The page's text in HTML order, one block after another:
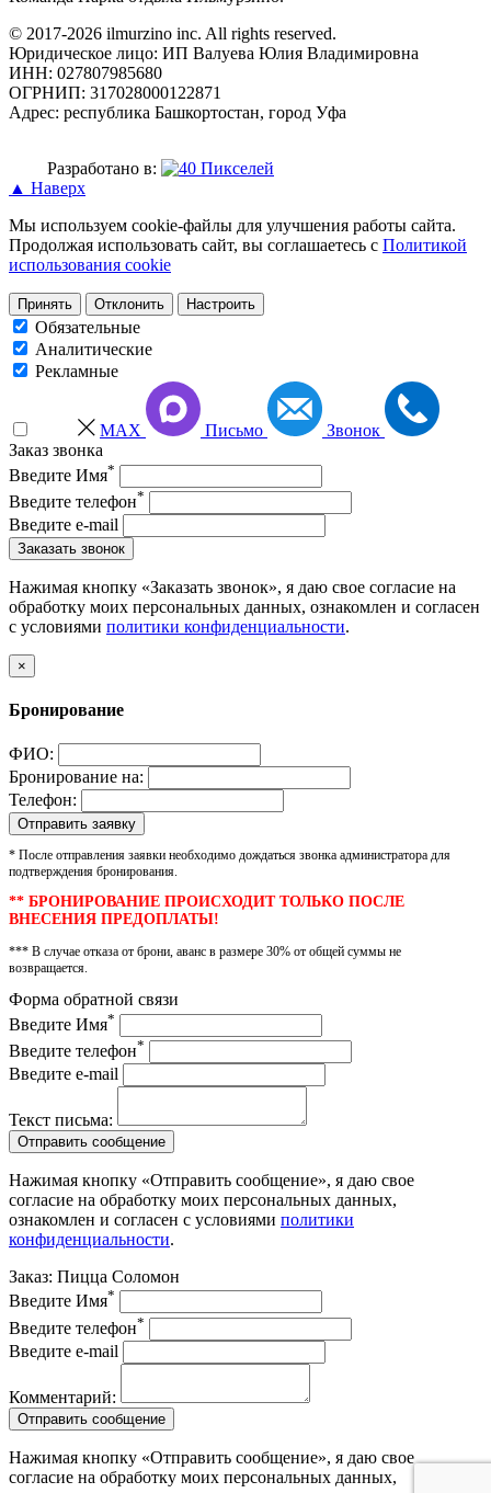
© 2017-2026 ilmurzino inc. All rights reserved.
Юридическое лицо: ИП Валуева Юлия Владимировна
ИНН: 027807985680
ОГРНИП: 317028000122871
Адрес: республика Башкортостан, город Уфа
Разработано в:
▲ Наверх
Мы используем cookie-файлы для улучшения работы сайта.
Продолжая использовать сайт, вы соглашаетесь с Политикой
использования cookie
Принять Отклонить Настроить
Обязательные
Аналитические
Рекламные
MAX Письмо
Звонок
Заказ звонка
Введите Имя*
Введите телефон*
Введите e-mail
Заказать звонок
Нажимая кнопку «Заказать звонок», я даю свое согласие на
обработку моих персональных данных, ознакомлен и согласен
с условиями политики конфиденциальности.
×
Бронирование
ФИО:
Бронирование на:
Телефон:
* После отправления заявки необходимо дождаться звонка администратора для
подтверждения бронирования.
** БРОНИРОВАНИЕ ПРОИСХОДИТ ТОЛЬКО ПОСЛЕ
ВНЕСЕНИЯ ПРЕДОПЛАТЫ!
*** В случае отказа от брони, аванс в размере 30% от общей суммы не
возвращается.
Форма обратной связи
Введите Имя*
Введите телефон*
Введите e-mail
Текст письма:
Отправить сообщение
Нажимая кнопку «Отправить сообщение», я даю свое
согласие на обработку моих персональных данных,
ознакомлен и согласен с условиями политики
конфиденциальности.
Заказ: Пицца Соломон
Введите Имя*
Введите телефон*
Введите e-mail
Комментарий:
Отправить сообщение
Нажимая кнопку «Отправить сообщение», я даю свое
согласие на обработку моих персональных данных,